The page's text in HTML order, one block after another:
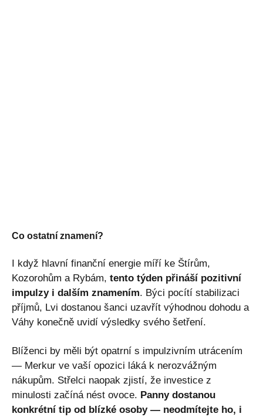
Co ostatní znamení?
I když hlavní finanční energie míří ke Štírům,
Kozorohům a Rybám, tento týden přináší pozitivní
impulzy i dalším znamením. Býci pocítí stabilizaci
příjmů, Lvi dostanou šanci uzavřít výhodnou dohodu a
Váhy konečně uvidí výsledky svého šetření.
Blíženci by měli být opatrní s impulzivním utrácením
— Merkur ve vaší opozici láká k nerozvážným
nákupům. Střelci naopak zjistí, že investice z
minulosti začíná nést ovoce. Panny dostanou
konkrétní tip od blízké osoby — neodmítejte ho, i